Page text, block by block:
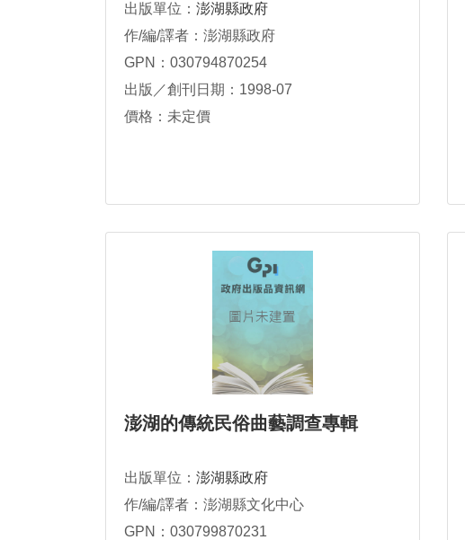
出版單位： 澎湖縣政府
作/編/譯者：澎湖縣政府
GPN：030794870254
出版／創刊日期：1998-07
價格：未定價
澎湖的傳統民俗曲藝調查專輯
出版單位： 澎湖縣政府
作/編/譯者：澎湖縣文化中心
GPN：030799870231